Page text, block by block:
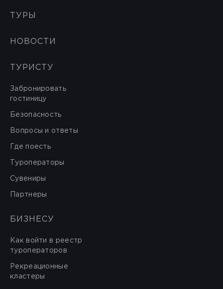
ТУРЫ
НОВОСТИ
ТУРИСТУ
Забронировать
гостиницу
Безопасность
Вопросы и ответы
Где поесть
Туроператоры
Сувениры
Партнеры
БИЗНЕСУ
Как войти в реестр
туроператоров
Рекреационные
кластеры